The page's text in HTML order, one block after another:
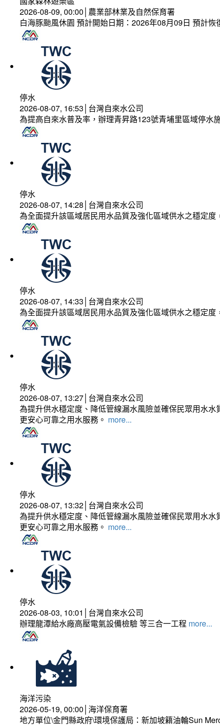
2026-08-09, 00:00│農業部林業及自然保育署
白海豚颱風休園 預計開始日期：2026年08月09日 預計
停水
2026-08-07, 16:53│台灣自來水公司
為提高自來水普及率，辦理青昇路123號青埔里區域停水
停水
2026-08-07, 14:28│台灣自來水公司
為全面提升該區域居民用水品質及強化區域供水之穩定
停水
2026-08-07, 14:33│台灣自來水公司
為全面提升該區域居民用水品質及強化區域供水之穩定
停水
2026-08-07, 13:27│台灣自來水公司
為提升供水穩定度、降低管線漏水風險並確保民眾用水
更安心可靠之用水服務。 more...
停水
2026-08-07, 13:32│台灣自來水公司
為提升供水穩定度、降低管線漏水風險並確保民眾用水
更安心可靠之用水服務。 more...
停水
2026-08-03, 10:01│台灣自來水公司
辦理龍潭給水廠高壓電氣設備檢驗 等三合一工程 more...
海洋污染
2026-05-19, 00:00│海洋保育署
地方單位\金門縣政府\環境保護局：新加坡籍油輪Sun